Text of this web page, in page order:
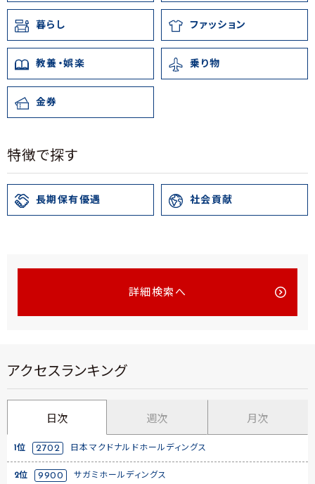
暮らし ファッション
教養・娯楽 乗り物
金券
特徴で探す
長期保有優遇 社会貢献
詳細検索へ
アクセスランキング
日次 週次 月次
1位 2702 日本マクドナルドホールディングス
2位 9900 サガミホールディングス